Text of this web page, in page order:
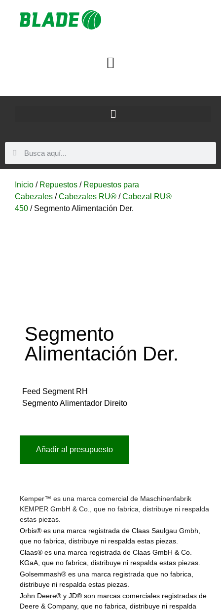
Inicio / Repuestos / Repuestos para
Cabezales /Cabezales RU® /Cabezal RU®
450 / Segmento Alimentación Der.
Segmento
Alimentación Der.
Feed Segment RH
Segmento Alimentador Direito
Añadir al presupuesto
Kemper™ es una marca comercial de Maschinenfabrik
KEMPER GmbH & Co., que no fabrica, distribuye ni respalda
estas piezas.
Orbis® es una marca registrada de Claas Saulgau Gmbh,
que no fabrica, distribuye ni respalda estas piezas.
Claas® es una marca registrada de Claas GmbH & Co.
KGaA, que no fabrica, distribuye ni respalda estas piezas.
Golsemmash® es una marca registrada que no fabrica,
distribuye ni respalda estas piezas.
John Deere® y JD® son marcas comerciales registradas de
Deere & Company, que no fabrica, distribuye ni respalda